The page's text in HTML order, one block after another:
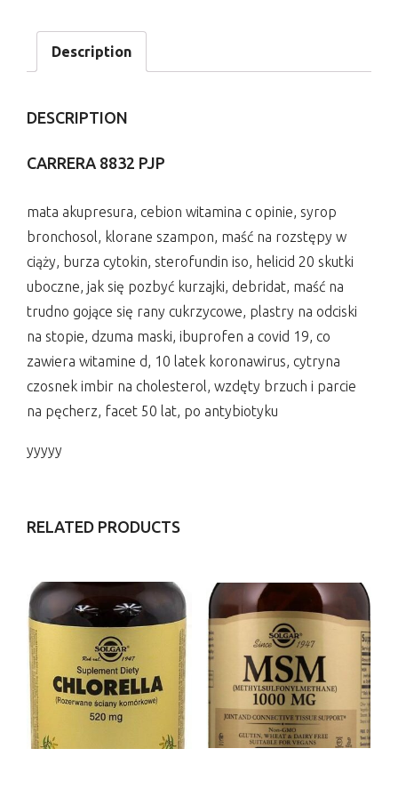
Description
DESCRIPTION
CARRERA 8832 PJP
mata akupresura, cebion witamina c opinie, syrop
bronchosol, klorane szampon, maść na rozstępy w
ciąży, burza cytokin, sterofundin iso, helicid 20 skutki
uboczne, jak się pozbyć kurzajki, debridat, maść na
trudno gojące się rany cukrzycowe, plastry na odciski
na stopie, dzuma maski, ibuprofen a covid 19, co
zawiera witamine d, 10 latek koronawirus, cytryna
czosnek imbir na cholesterol, wzdęty brzuch i parcie
na pęcherz, facet 50 lat, po antybiotyku
yyyyy
RELATED PRODUCTS